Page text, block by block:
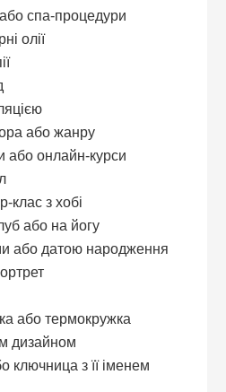
спа-процедури
олії
або жанру
або онлайн-курси
клас з хобі
або на йогу
або датою народження
або термокружка
дизайном
ключница з її іменем